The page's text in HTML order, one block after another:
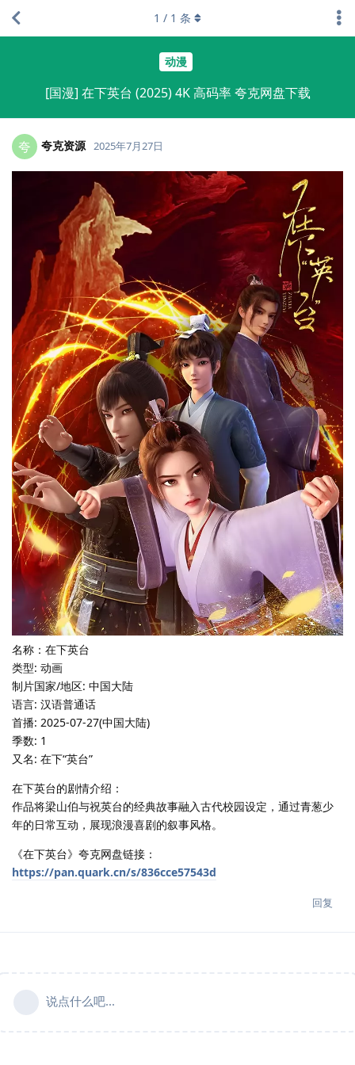
动漫
[国漫] 在下英台 (2025) 4K 高码率 夸克网盘下载
1 / 1 条
夸 夸克资源 2025年7月27日
名称：在下英台
类型: 动画
制片国家/地区: 中国大陆
语言: 汉语普通话
首播: 2025-07-27(中国大陆)
季数: 1
又名: 在下“英台”
在下英台的剧情介绍：
作品将梁山伯与祝英台的经典故事融入古代校园设定，通过青葱少
年的日常互动，展现浪漫喜剧的叙事风格。
《在下英台》夸克网盘链接：
https://pan.quark.cn/s/836cce57543d
回复
说点什么吧...